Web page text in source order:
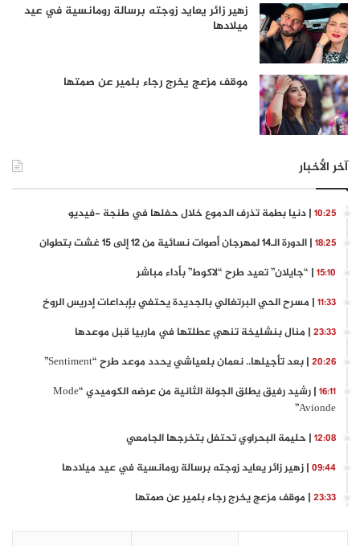
زهير زائر يعايد زوجته برسالة رومانسية في عيد
ميلادها
موقف مزعج يخرج رجاء بلمير عن صمتها
آخر الأخبار
10:25 | دنيا بطمة تذرف الدموع خلال حفلها في طنجة -فيديو
18:25 | الدورة الـ14 لمهرجان أصوات نسائية من 12 إلى 15 غشت بتطوان
15:10 | “جايلان” تعيد طرح “لاكوط” بأداء مباشر
11:33 | مسرح الحي البرتغالي بالجديدة يحتفي بإبداعات إدريس الروخ
23:33 | منال بنشليخة تنهي عطلتها في ماربيا قبل موعدها
20:26 | بعد تأجيلها.. نعمان بلعياشي يحدد موعد طرح “Sentiment”
16:11
| رشيد رفيق يطلق الجولة الثانية من عرضه الكوميدي “Mode
Avionde”
12:08 | حليمة البحراوي تحتفل بتخرجها الجامعي
09:44 | زهير زائر يعايد زوجته برسالة رومانسية في عيد ميلادها
23:33 | موقف مزعج يخرج رجاء بلمير عن صمتها